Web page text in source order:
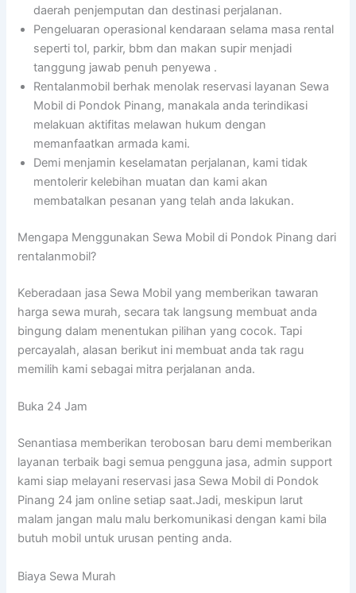
daerah penjemputan dan destinasi perjalanan.
Pengeluaran operasional kendaraan selama masa rental
seperti tol, parkir, bbm dan makan supir menjadi
tanggung jawab penuh penyewa .
Rentalanmobil berhak menolak reservasi layanan Sewa
Mobil di Pondok Pinang, manakala anda terindikasi
melakuan aktifitas melawan hukum dengan
memanfaatkan armada kami.
Demi menjamin keselamatan perjalanan, kami tidak
mentolerir kelebihan muatan dan kami akan
membatalkan pesanan yang telah anda lakukan.
Mengapa Menggunakan Sewa Mobil di Pondok Pinang dari
rentalanmobil?
Keberadaan jasa Sewa Mobil yang memberikan tawaran
harga sewa murah, secara tak langsung membuat anda
bingung dalam menentukan pilihan yang cocok. Tapi
percayalah, alasan berikut ini membuat anda tak ragu
memilih kami sebagai mitra perjalanan anda.
Buka 24 Jam
Senantiasa memberikan terobosan baru demi memberikan
layanan terbaik bagi semua pengguna jasa, admin support
kami siap melayani reservasi jasa Sewa Mobil di Pondok
Pinang 24 jam online setiap saat.Jadi, meskipun larut
malam jangan malu malu berkomunikasi dengan kami bila
butuh mobil untuk urusan penting anda.
Biaya Sewa Murah